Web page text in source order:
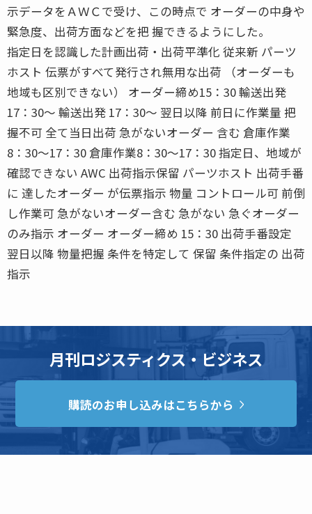
示データをＡＷＣで受け、この時点で オーダーの中身や
緊急度、出荷方面などを把 握できるようにした。
指定日を認識した計画出荷・出荷平準化 従来新 パーツ
ホスト 伝票がすべて発行され無用な出荷 （オーダーも
地域も区別できない） オーダー締め15：30 輸送出発
17：30〜 輸送出発 17：30〜 翌日以降 前日に作業量 把
握不可 全て当日出荷 急がないオーダー 含む 倉庫作業
8：30〜17：30 倉庫作業8：30〜17：30 指定日、地域が
確認できない AWC 出荷指示保留 パーツホスト 出荷手番
に 達したオーダー が伝票指示 物量 コントロール可 前倒
し作業可 急がないオーダー含む 急がない 急ぐオーダー
のみ指示 オーダー オーダー締め 15：30 出荷手番設定
翌日以降 物量把握 条件を特定して 保留 条件指定の 出荷
指示
月刊ロジスティクス・ビジネス
購読のお申し込みはこちらから